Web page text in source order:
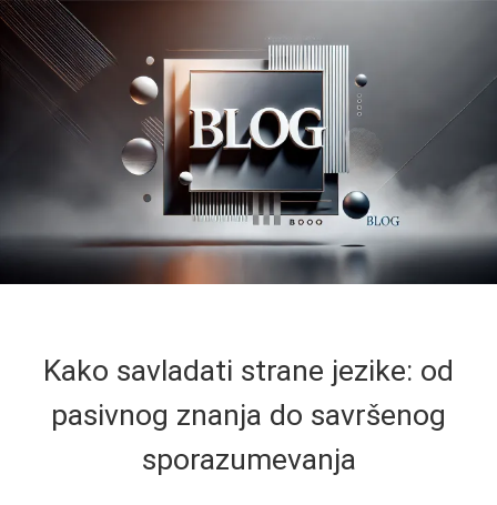
Kako savladati strane jezike: od
pasivnog znanja do savršenog
sporazumevanja